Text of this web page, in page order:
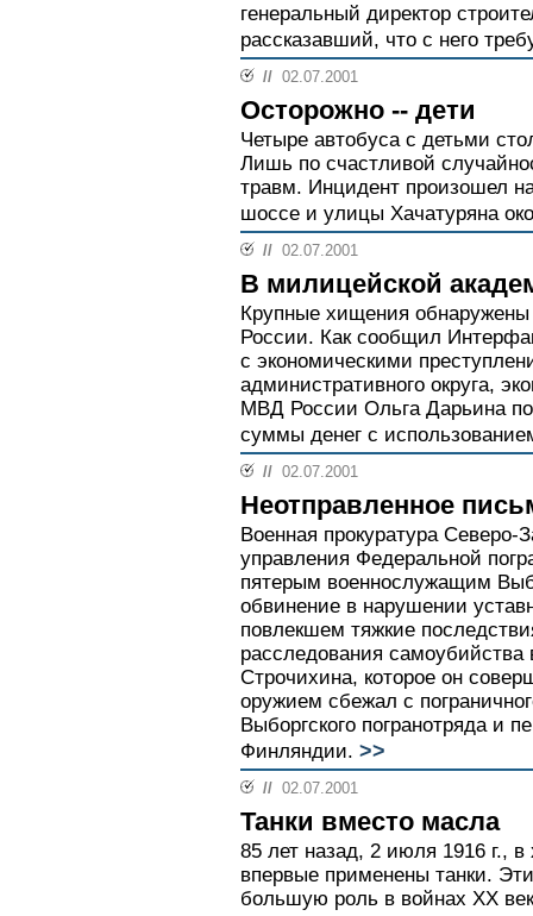
генеральный директор
рассказавший, что с него
// 02.07.2001
Осторожно -- дети
Четыре автобуса с детьми
Лишь по счастливой
травм. Инцидент произошел
шоссе и улицы Хачатуряна
// 02.07.2001
В милицейской
Крупные хищения
России. Как сообщил
с экономическими
административного округа,
МВД России Ольга Дарьина
суммы денег с
// 02.07.2001
Неотправленное
Военная прокуратура Северо-
управления Федеральной
пятерым военнослужащим
обвинение в нарушении
повлекшем тяжкие
расследования самоубийства
Строчихина, которое он
оружием сбежал с
Выборгского погранотряда и
Финляндии. >>
// 02.07.2001
Танки вместо масла
85 лет назад, 2 июля 1916 г.,
впервые применены танки.
большую роль в войнах ХХ